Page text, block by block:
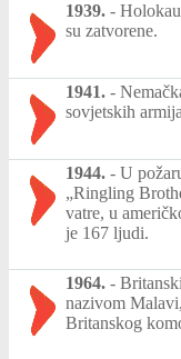
1939. -
su zatvorene.
1941. -
sovjetskih
1944. - U
„Ringling
vatre, u
je 167 ljudi.
1964. -
nazivom
Britanskog